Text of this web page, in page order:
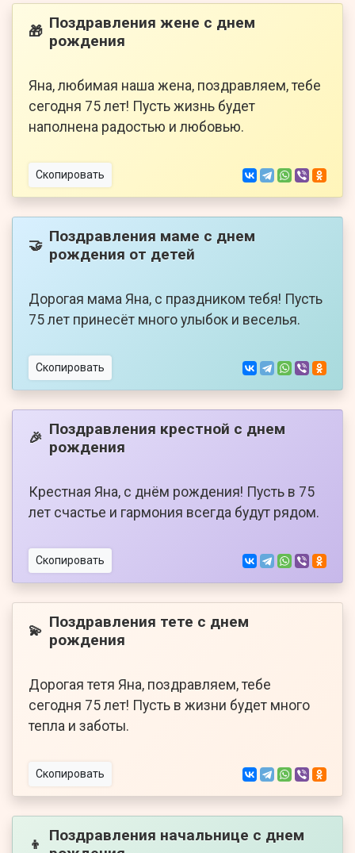
🎁 Поздравления жене с днем
рождения
Яна, любимая наша жена, поздравляем, тебе
сегодня 75 лет! Пусть жизнь будет
наполнена радостью и любовью.
Скопировать
🤝 Поздравления маме с днем
рождения от детей
Дорогая мама Яна, с праздником тебя! Пусть
75 лет принесёт много улыбок и веселья.
Скопировать
🎉 Поздравления крестной с днем
рождения
Крестная Яна, с днём рождения! Пусть в 75
лет счастье и гармония всегда будут рядом.
Скопировать
💫 Поздравления тете с днем
рождения
Дорогая тетя Яна, поздравляем, тебе
сегодня 75 лет! Пусть в жизни будет много
тепла и заботы.
Скопировать
👦
Поздравления начальнице с днем